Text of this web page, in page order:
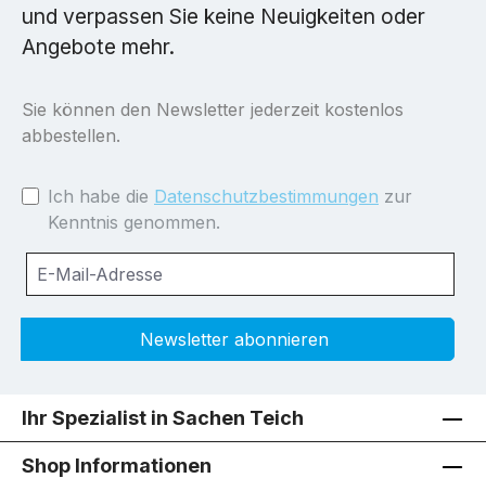
und verpassen Sie keine Neuigkeiten oder
Angebote mehr.
Sie können den Newsletter jederzeit kostenlos
abbestellen.
Ich habe die Datenschutzbestimmungen zur
Kenntnis genommen.
Newsletter abonnieren
Ihr Spezialist in Sachen Teich
Shop Informationen